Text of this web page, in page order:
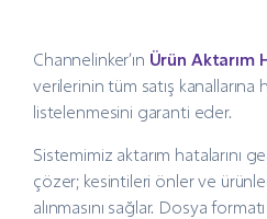
Channelinker’ın Ürün Aktarım
verilerinin tüm satış kanallarına
listelenmesini garanti eder.
Sistemimiz aktarım hatalarını
çözer; kesintileri önler ve
alınmasını sağlar. Dosya